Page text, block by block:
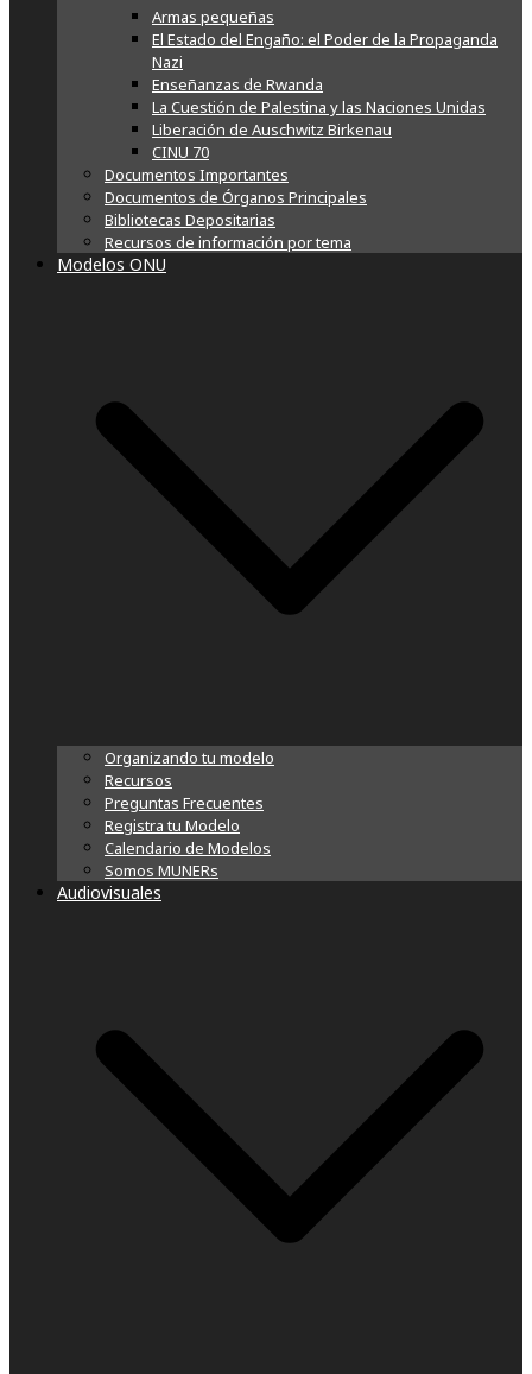
Armas pequeñas
El Estado del Engaño: el Poder de la Propaganda
Nazi
Enseñanzas de Rwanda
La Cuestión de Palestina y las Naciones Unidas
Liberación de Auschwitz Birkenau
CINU 70
Documentos Importantes
Documentos de Órganos Principales
Bibliotecas Depositarias
Recursos de información por tema
Modelos ONU
Organizando tu modelo
Recursos
Preguntas Frecuentes
Registra tu Modelo
Calendario de Modelos
Somos MUNERs
Audiovisuales